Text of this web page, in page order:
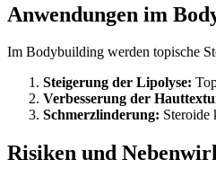
Anwendungen im
Im Bodybuilding werden topische
Steigerung der Lipolyse:
Verbesserung der
Schmerzlinderung: Steroide
Risiken und